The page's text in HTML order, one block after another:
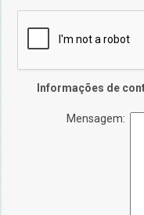
Informações de
Mensagem: